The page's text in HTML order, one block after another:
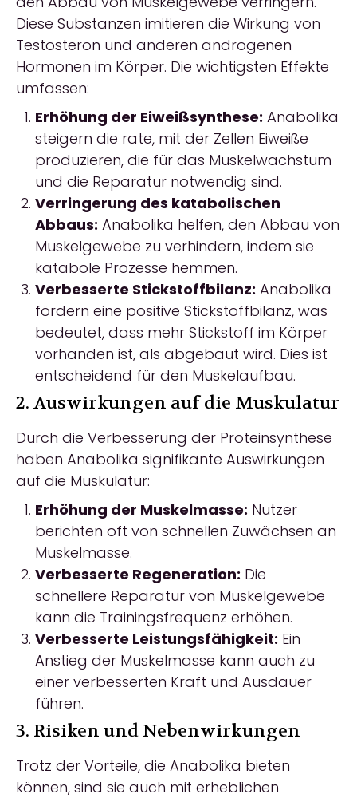
Diese Substanzen imitieren die Wirkung von
Testosteron und anderen androgenen
Hormonen im Körper. Die wichtigsten Effekte
umfassen:
Erhöhung der Eiweißsynthese: Anabolika
steigern die rate, mit der Zellen Eiweiße
produzieren, die für das Muskelwachstum
und die Reparatur notwendig sind.
Verringerung des katabolischen
Abbaus: Anabolika helfen, den Abbau von
Muskelgewebe zu verhindern, indem sie
katabole Prozesse hemmen.
Verbesserte Stickstoffbilanz: Anabolika
fördern eine positive Stickstoffbilanz, was
bedeutet, dass mehr Stickstoff im Körper
vorhanden ist, als abgebaut wird. Dies ist
entscheidend für den Muskelaufbau.
2. Auswirkungen auf die Muskulatur
Durch die Verbesserung der Proteinsynthese
haben Anabolika signifikante Auswirkungen
auf die Muskulatur:
Erhöhung der Muskelmasse: Nutzer
berichten oft von schnellen Zuwächsen an
Muskelmasse.
Verbesserte Regeneration: Die
schnellere Reparatur von Muskelgewebe
kann die Trainingsfrequenz erhöhen.
Verbesserte Leistungsfähigkeit: Ein
Anstieg der Muskelmasse kann auch zu
einer verbesserten Kraft und Ausdauer
führen.
3. Risiken und Nebenwirkungen
Trotz der Vorteile, die Anabolika bieten
können, sind sie auch mit erheblichen